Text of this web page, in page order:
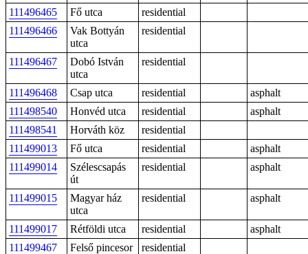
111496465 Fő utca
residential
111496466
Vak Bottyán
utca
residential
111496467
Dobó István
utca
residential
111496468 Csap utca residential
asphalt
111498540
Honvéd utca residential
asphalt
111498541
Horváth köz
residential
111499013
Fő utca residential
asphalt
111499014
Szélescsapás
út
residential asphalt
111499015
Magyar ház
utca
residential asphalt
111499017 Rétföldi utca residential
asphalt
111499467
Felső pincesor
residential